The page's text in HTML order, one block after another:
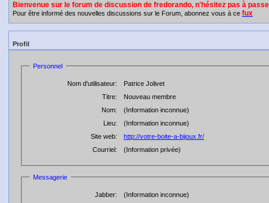
Bienvenue sur le forum de discussion de fredorando, n'hésitez pas à
Pour être informé des nouvelles discussions sur le Forum, abonnez vous à ce fux
Profil
Personnel
Nom d'utilisateur:
Patrice Jolivet
Titre:
Nouveau membre
Nom:
(Information inconnue)
Lieu:
(Information inconnue)
Site web:
http://votre-boite-a-bijoux.fr/
Courriel:
(Information privée)
Messagerie
Jabber:
(Information inconnue)